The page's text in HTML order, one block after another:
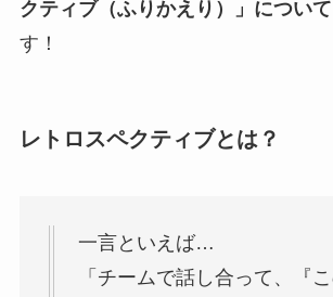
クティブ（ふりかえり）」について
す！
レトロスペクティブとは？
一言といえば…
「チームで話し合って、『